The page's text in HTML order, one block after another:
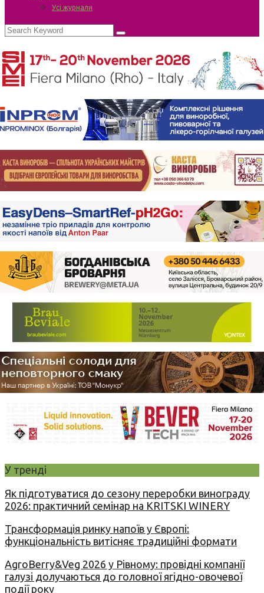
Усі журнали
У тренді
Як підготуватися до сезону переробки винограду
2026: практичний семінар на KRITSKI WINERY
Трансформація ринку напоїв у Європі:
функціональність витісняє традиційні формати
AgroBerry&Veg 2026 у Рівному: провідні компанії
галузі долучаються до головної ягідно-овочевої
події року